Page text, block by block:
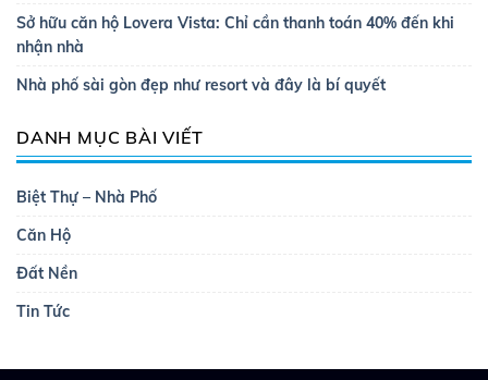
Sở hữu căn hộ Lovera Vista: Chỉ cần thanh toán 40% đến khi
nhận nhà
Nhà phố sài gòn đẹp như resort và đây là bí quyết
DANH MỤC BÀI VIẾT
Biệt Thự – Nhà Phố
Căn Hộ
Đất Nền
Tin Tức